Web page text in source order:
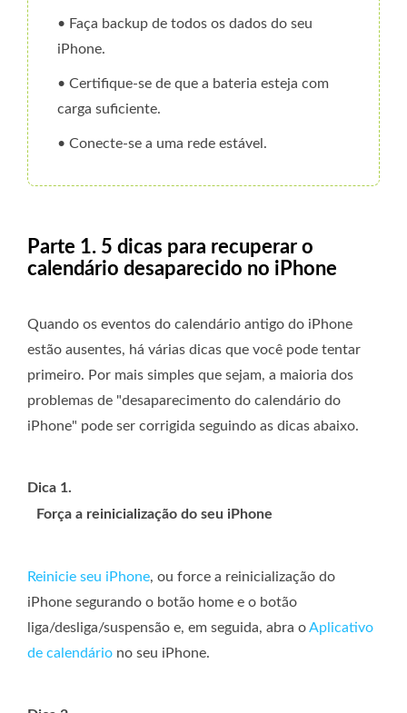
• Faça backup de todos os dados do seu
iPhone.
• Certifique-se de que a bateria esteja com
carga suficiente.
• Conecte-se a uma rede estável.
Parte 1. 5 dicas para recuperar o
calendário desaparecido no iPhone
Quando os eventos do calendário antigo do iPhone
estão ausentes, há várias dicas que você pode tentar
primeiro. Por mais simples que sejam, a maioria dos
problemas de "desaparecimento do calendário do
iPhone" pode ser corrigida seguindo as dicas abaixo.
Dica 1.
Força a reinicialização do seu iPhone
Reinicie seu iPhone, ou force a reinicialização do
iPhone segurando o botão home e o botão
liga/desliga/suspensão e, em seguida, abra oAplicativo
de calendário no seu iPhone.